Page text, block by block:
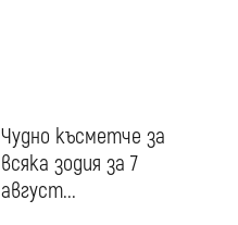
Чудно късметче за
всяка зодия за 7
август...